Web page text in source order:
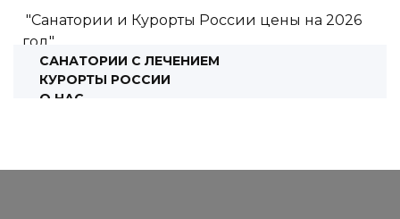
"Санатории и Курорты России цены на 2026
год"
САНАТОРИИ С ЛЕЧЕНИЕМ
КУРОРТЫ РОССИИ
О НАС